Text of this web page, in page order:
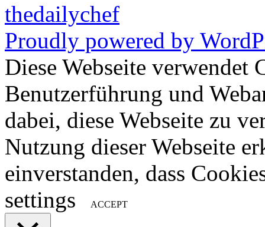
thedailychef
Proudly powered by
Diese Webseite verwendet
Benutzerführung und
dabei, diese Webseite zu
Nutzung dieser Webseite
einverstanden, dass
settings
ACCEPT